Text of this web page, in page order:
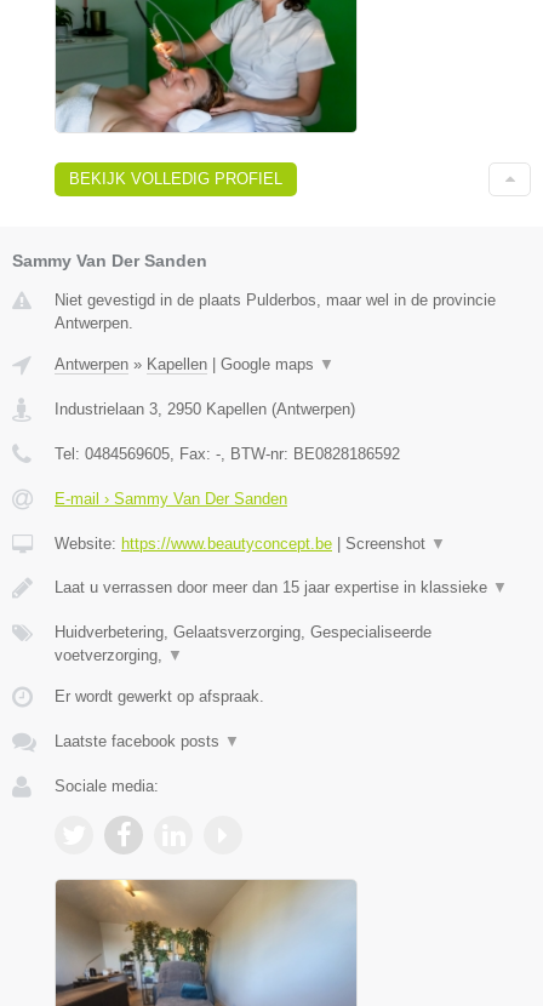
BEKIJK VOLLEDIG PROFIEL
Sammy Van Der Sanden
Niet gevestigd in de plaats Pulderbos, maar wel in de provincie
Antwerpen.
Antwerpen » Kapellen Google maps ▼
Industrielaan 3, 2950 Kapellen (Antwerpen)
Tel: 0484569605, Fax: -, BTW-nr: BE0828186592
E-mail › Sammy Van Der Sanden
Website: https://www.beautyconcept.be Screenshot ▼
Laat u verrassen door meer dan 15 jaar expertise in klassieke ▼
Huidverbetering, Gelaatsverzorging, Gespecialiseerde
voetverzorging, ▼
Er wordt gewerkt op afspraak.
Laatste facebook posts ▼
Sociale media: